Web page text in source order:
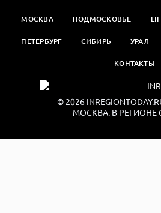
МОСКВА ПОДМОСКОВЬЕ
ПЕТЕРБУРГ СИБИРЬ УРАЛ
КОНТАКТЫ
© 2026
МОСКВА. В РЕГИОНЕ